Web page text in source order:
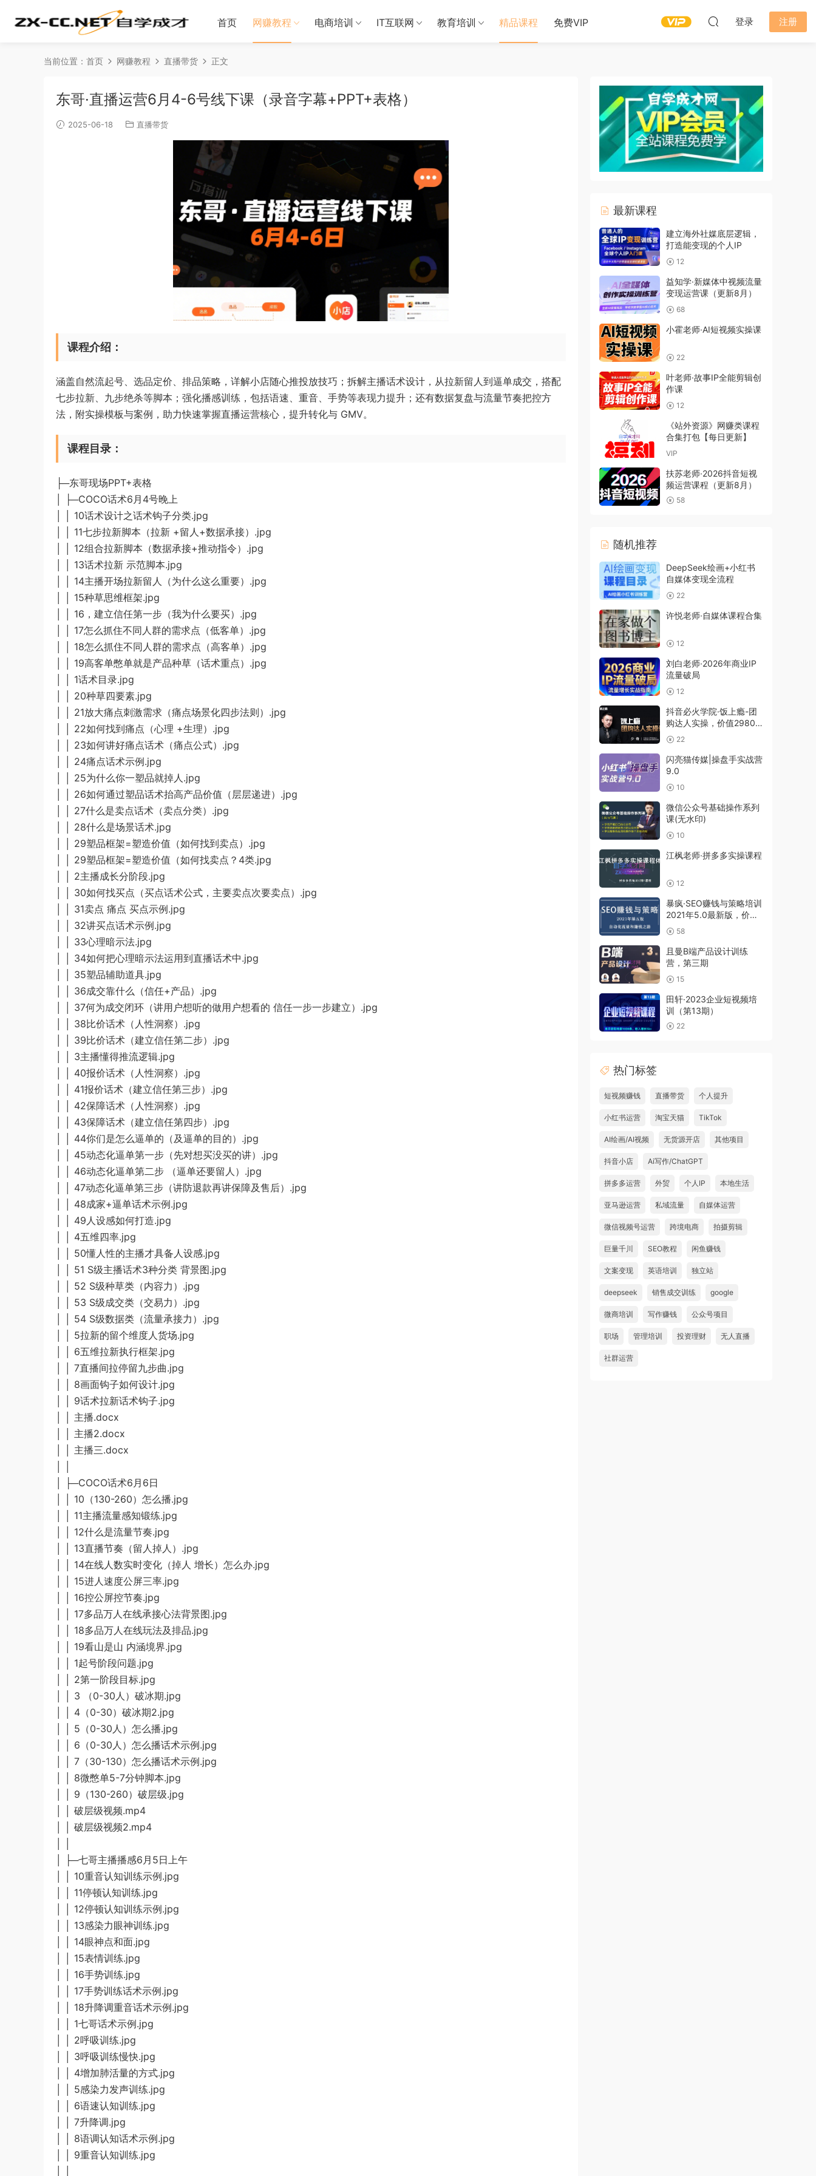
首页 网赚教程 电商培训 IT互联网 教育培训 精品课程 免费VIP 登录 注册
当前位置： 首页 网赚教程 直播带货 正文
东哥·直播运营6月4-6号线下课（录音字幕+PPT+表格）
2025-06-18 直播带货
课程介绍：
涵盖自然流起号、选品定价、排品策略，详解小店随心推投放技巧；拆解主播话术设计，从拉新留人到逼单成交，搭配
七步拉新、九步绝杀等脚本；强化播感训练，包括语速、重音、手势等表现力提升；还有数据复盘与流量节奏把控方
法，附实操模板与案例，助力快速掌握直播运营核心，提升转化与 GMV。
课程目录：
├─东哥现场PPT+表格
│ ├─COCO话术6月4号晚上
│ │ 10话术设计之话术钩子分类.jpg
│ │ 11七步拉新脚本（拉新 +留人+数据承接）.jpg
│ │ 12组合拉新脚本（数据承接+推动指令）.jpg
│ │ 13话术拉新 示范脚本.jpg
│ │ 14主播开场拉新留人（为什么这么重要）.jpg
│ │ 15种草思维框架.jpg
│ │ 16，建立信任第一步（我为什么要买）.jpg
│ │ 17怎么抓住不同人群的需求点（低客单）.jpg
│ │ 18怎么抓住不同人群的需求点（高客单）.jpg
│ │ 19高客单憋单就是产品种草（话术重点）.jpg
│ │ 1话术目录.jpg
│ │ 20种草四要素.jpg
│ │ 21放大痛点刺激需求（痛点场景化四步法则）.jpg
│ │ 22如何找到痛点（心理 +生理）.jpg
│ │ 23如何讲好痛点话术（痛点公式）.jpg
│ │ 24痛点话术示例.jpg
│ │ 25为什么你一塑品就掉人.jpg
│ │ 26如何通过塑品话术抬高产品价值（层层递进）.jpg
│ │ 27什么是卖点话术（卖点分类）.jpg
│ │ 28什么是场景话术.jpg
│ │ 29塑品框架=塑造价值（如何找到卖点）.jpg
│ │ 29塑品框架=塑造价值（如何找卖点？4类.jpg
│ │ 2主播成长分阶段.jpg
│ │ 30如何找买点（买点话术公式，主要卖点次要卖点）.jpg
│ │ 31卖点 痛点 买点示例.jpg
│ │ 32讲买点话术示例.jpg
│ │ 33心理暗示法.jpg
│ │ 34如何把心理暗示法运用到直播话术中.jpg
│ │ 35塑品辅助道具.jpg
│ │ 36成交靠什么（信任+产品）.jpg
│ │ 37何为成交闭环（讲用户想听的做用户想看的 信任一步一步建立）.jpg
│ │ 38比价话术（人性洞察）.jpg
│ │ 39比价话术（建立信任第二步）.jpg
│ │ 3主播懂得推流逻辑.jpg
│ │ 40报价话术（人性洞察）.jpg
│ │ 41报价话术（建立信任第三步）.jpg
│ │ 42保障话术（人性洞察）.jpg
│ │ 43保障话术（建立信任第四步）.jpg
│ │ 44你们是怎么逼单的（及逼单的目的）.jpg
│ │ 45动态化逼单第一步（先对想买没买的讲）.jpg
│ │ 46动态化逼单第二步 （逼单还要留人）.jpg
│ │ 47动态化逼单第三步（讲防退款再讲保障及售后）.jpg
│ │ 48成家+逼单话术示例.jpg
│ │ 49人设感如何打造.jpg
│ │ 4五维四率.jpg
│ │ 50懂人性的主播才具备人设感.jpg
│ │ 51 S级主播话术3种分类 背景图.jpg
│ │ 52 S级种草类（内容力）.jpg
│ │ 53 S级成交类（交易力）.jpg
│ │ 54 S级数据类（流量承接力）.jpg
│ │ 5拉新的留个维度人货场.jpg
│ │ 6五维拉新执行框架.jpg
│ │ 7直播间拉停留九步曲.jpg
│ │ 8画面钩子如何设计.jpg
│ │ 9话术拉新话术钩子.jpg
│ │ 主播.docx
│ │ 主播2.docx
│ │ 主播三.docx
│ ├─COCO话术6月6日
│ │ 10（130-260）怎么播.jpg
│ │ 11主播流量感知锻练.jpg
│ │ 12什么是流量节奏.jpg
│ │ 13直播节奏（留人掉人）.jpg
│ │ 14在线人数实时变化（掉人 增长）怎么办.jpg
│ │ 15进人速度公屏三率.jpg
│ │ 16控公屏控节奏.jpg
│ │ 17多品万人在线承接心法背景图.jpg
│ │ 18多品万人在线玩法及排品.jpg
│ │ 19看山是山 内涵境界.jpg
│ │ 1起号阶段问题.jpg
│ │ 2第一阶段目标.jpg
│ │ 3 （0-30人）破冰期.jpg
│ │ 4（0-30）破冰期2.jpg
│ │ 5（0-30人）怎么播.jpg
│ │ 6（0-30人）怎么播话术示例.jpg
│ │ 7（30-130）怎么播话术示例.jpg
│ │ 8微憋单5-7分钟脚本.jpg
│ │ 9（130-260）破层级.jpg
│ │ 破层级视频.mp4
│ │ 破层级视频2.mp4
│ ├─七哥主播播感6月5日上午
│ │ 10重音认知训练示例.jpg
│ │ 11停顿认知训练.jpg
│ │ 12停顿认知训练示例.jpg
│ │ 13感染力眼神训练.jpg
│ │ 14眼神点和面.jpg
│ │ 15表情训练.jpg
│ │ 16手势训练.jpg
│ │ 17手势训练话术示例.jpg
│ │ 18升降调重音话术示例.jpg
│ │ 1七哥话术示例.jpg
│ │ 2呼吸训练.jpg
│ │ 3呼吸训练慢快.jpg
│ │ 4增加肺活量的方式.jpg
│ │ 5感染力发声训练.jpg
│ │ 6语速认知训练.jpg
│ │ 7升降调.jpg
│ │ 8语调认知话术示例.jpg
│ │ 9重音认知训练.jpg
最新课程
建立海外社媒底层逻辑，
打造能变现的个人IP
12
益知学·新媒体中视频流量
变现运营课（更新8月）
68
小霍老师·AI短视频实操课
22
叶老师·故事IP全能剪辑创
作课
12
《站外资源》网赚类课程
合集打包【每日更新】
VIP
扶苏老师·2026抖音短视
频运营课程（更新8月）
58
随机推荐
DeepSeek绘画+小红书
自媒体变现全流程
22
许悦老师·自媒体课程合集
12
刘白老师·2026年商业IP
流量破局
12
抖音必火学院·饭上瘾-团
购达人实操，价值2980
元 22
闪亮猫传媒|操盘手实战营
9.0
10
微信公众号基础操作系列
课(无水印)
10
江枫老师·拼多多实操课程
12
暴疯·SEO赚钱与策略培训
2021年5.0最新版，价值
1800元
58
且曼B端产品设计训练
营，第三期
15
田轩·2023企业短视频培
训（第13期）
22
热门标签
短视频赚钱 直播带货 个人提升
小红书运营 淘宝天猫 TikTok
AI绘画/AI视频 无货源开店 其他项目
抖音小店 Ai写作/ChatGPT
拼多多运营 外贸 个人IP 本地生活
亚马逊运营 私域流量 自媒体运营
微信视频号运营 跨境电商 拍摄剪辑
巨量千川 SEO教程 闲鱼赚钱
文案变现 英语培训 独立站
deepseek 销售成交训练 google
微商培训 写作赚钱 公众号项目
职场 管理培训 投资理财 无人直播
社群运营